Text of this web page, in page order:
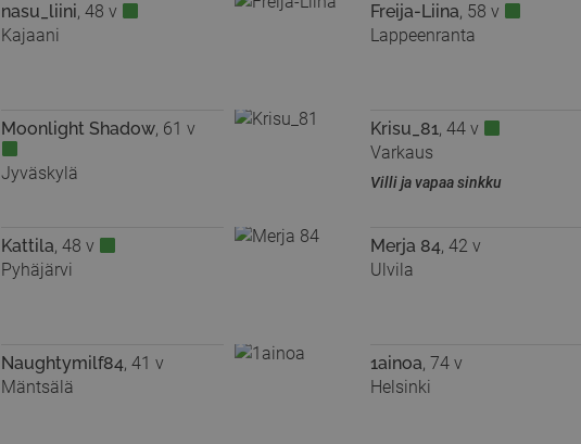
nasu_liini, 48 v
Kajaani
Freija-Liina, 58 v
Lappeenranta
Moonlight Shadow, 61 v
Jyväskylä
Krisu_81, 44 v
Varkaus
Villi ja vapaa sinkku
Kattila, 48 v
Pyhäjärvi
Merja 84, 42 v
Ulvila
Naughtymilf84, 41 v
Mäntsälä
1ainoa, 74 v
Helsinki